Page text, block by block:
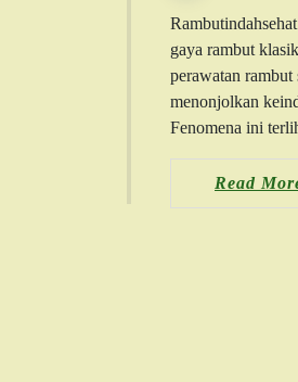
gaya rambut
perawatan
menonjolkan
Fenomena ini
Read